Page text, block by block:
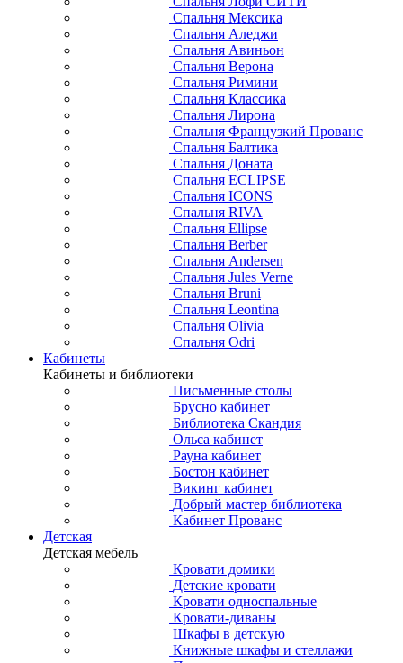
Спальня Мексика
Спальня Аледжи
Спальня Авиньон
Спальня Верона
Спальня Римини
Спальня Классика
Спальня Лирона
Спальня Французкий Прованс
Спальня Балтика
Спальня Доната
Спальня ECLIPSE
Спальня ICONS
Спальня RIVA
Спальня Ellipse
Спальня Berber
Спальня Andersen
Спальня Jules Verne
Спальня Bruni
Спальня Leontina
Спальня Olivia
Спальня Odri
Кабинеты
Кабинеты и библиотеки
Письменные столы
Брусно кабинет
Библиотека Скандия
Ольса кабинет
Рауна кабинет
Бостон кабинет
Викинг кабинет
Добрый мастер библиотека
Кабинет Прованс
Детская
Детская мебель
Кровати домики
Детские кровати
Кровати односпальные
Кровати-диваны
Шкафы в детскую
Книжные шкафы и стеллажи